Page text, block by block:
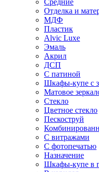
Средние
Отделка и
МДФ
Пластик
Alvic Luxe
Эмаль
Акрил
ДСП
С патиной
Шкафы-купе с
Матовое
Стекло
Цветное стекло
Пескоструй
С витражами
С фотопечатью
Назначение
Шкафы-купе в